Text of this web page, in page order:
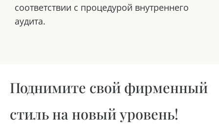
соответствии с процедурой внутреннего
аудита.
Поднимите свой фирменный
стиль на новый уровень!